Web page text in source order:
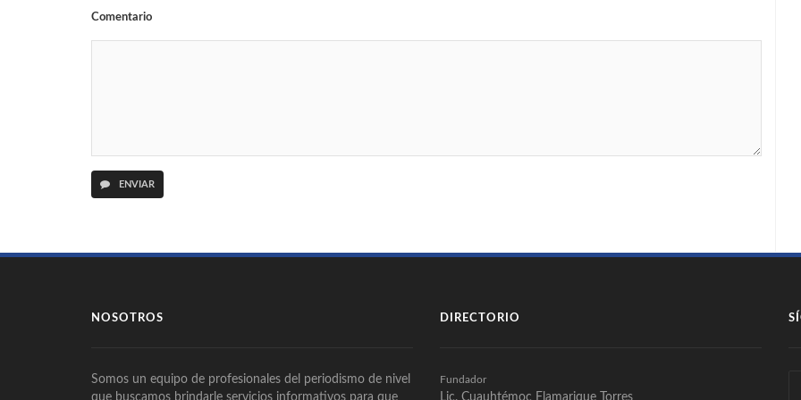
Comentario
ENVIAR
NOSOTROS
Somos un equipo de profesionales del periodismo de nivel
que buscamos brindarle servicios informativos para que
DIRECTORIO
Fundador
Lic. Cuauhtémoc Flamarique Torres